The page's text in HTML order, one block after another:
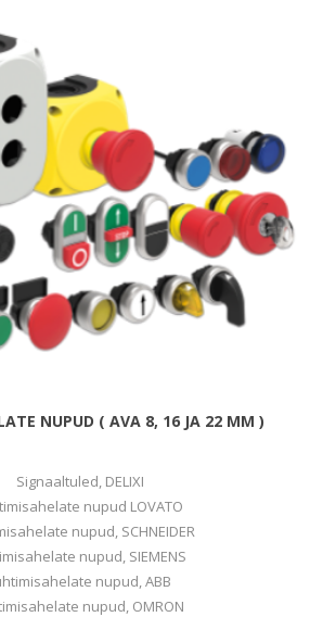
NUPUD ( AVA 8, 16 JA 22 MM )
Signaaltuled, DELIXI
nupud LOVATO
nupud, SCHNEIDER
nupud, SIEMENS
nupud, ABB
nupud, OMRON